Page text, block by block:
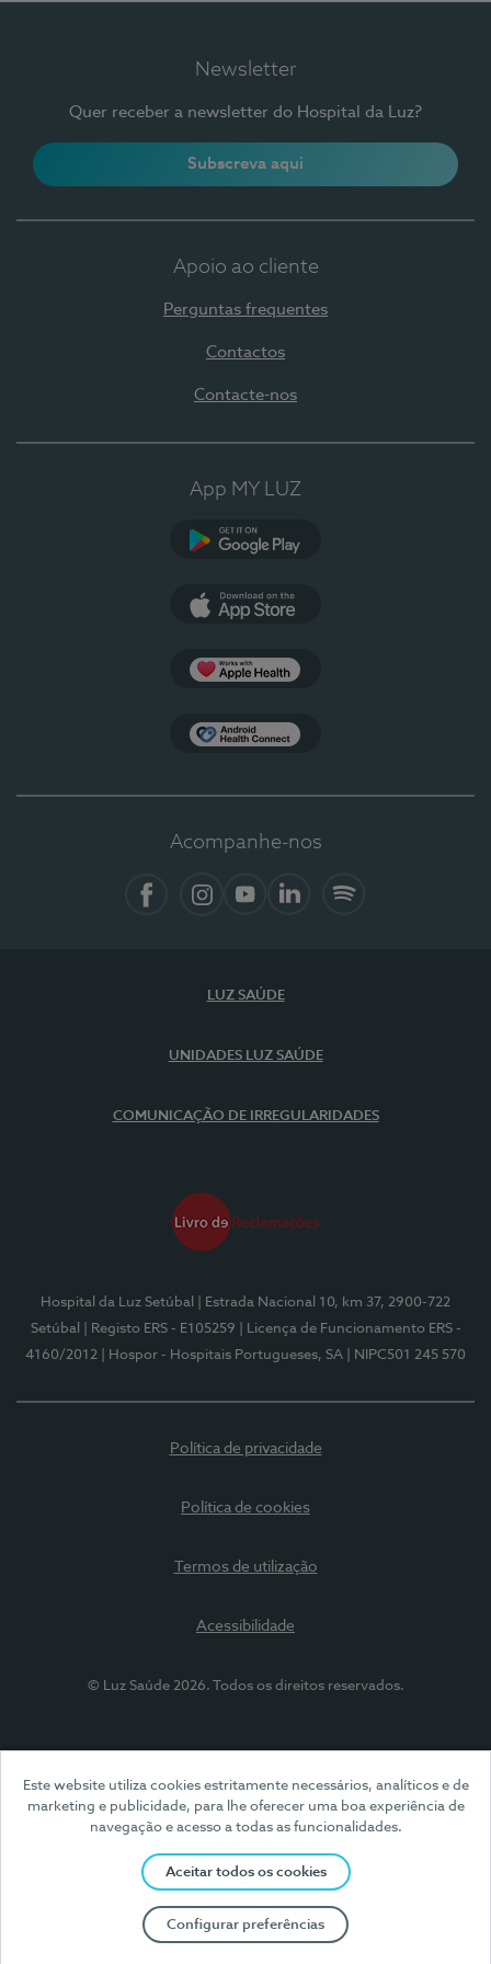
Este website utiliza cookies estritamente necessários, analíticos e de
marketing e publicidade, para lhe oferecer uma boa experiência de
navegação e acesso a todas as funcionalidades.
Aceitar todos os cookies
Configurar preferências
Newsletter
Quer receber a newsletter do Hospital da Luz?
Subscreva aqui
Apoio ao cliente
Perguntas frequentes
Contactos
Contacte-nos
App MY LUZ
Acompanhe-nos
LUZ SAÚDE
UNIDADES LUZ SAÚDE
COMUNICAÇÃO DE IRREGULARIDADES
Hospital da Luz Setúbal
| Estrada Nacional 10, km 37, 2900-722
Setúbal
| Registo ERS - E105259
| Licença de Funcionamento ERS -
4160/2012
| Hospor - Hospitais Portugueses, SA | NIPC501 245 570
Política de privacidade
Política de cookies
Termos de utilização
Acessibilidade
© Luz Saúde 2026. Todos os direitos reservados.